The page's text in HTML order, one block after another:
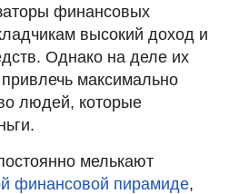
финансовых
высокий доход и
Однако на деле их
максимально
людей, которые
мелькают
финансовой пирамиде,